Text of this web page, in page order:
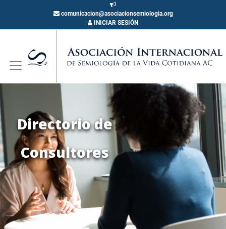
comunicacion@asociacionsemiologia.org
INICIAR SESIÓN
Directorio de
Consultores